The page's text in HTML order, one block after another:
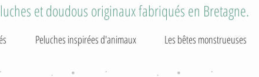
et doudous originaux fabriqués en Bretagne.
Peluches inspirées d'animaux Les bêtes monstrueuses